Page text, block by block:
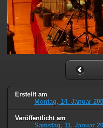
Erstellt am
Montag, 14. Januar
Veröffentlicht am
Samstag, 11. Januar